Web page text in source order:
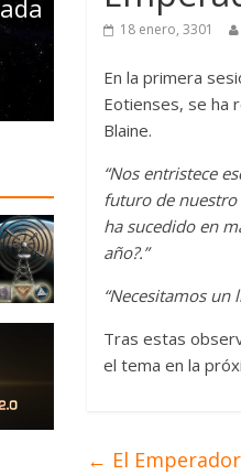
18 enero, 3301
En la primera
Eotienses, se ha
Blaine.
“Nos entristece
futuro de
ha sucedido en
año?.”
“Necesitamos
Tras estas
el tema en la
← El
0